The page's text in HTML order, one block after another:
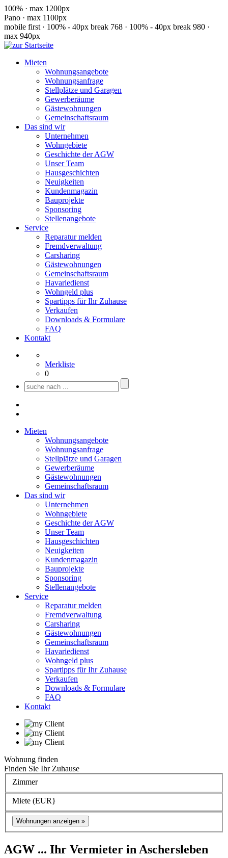
100% · max 1200px
Pano · max 1100px
mobile first · 100% - 40px break 768 · 100% - 40px break 980 ·
max 940px
Mieten
Wohnungsangebote
Wohnungsanfrage
Stellplätze und Garagen
Gewerberäume
Gästewohnungen
Gemeinschaftsraum
Das sind wir
Unternehmen
Wohngebiete
Geschichte der AGW
Unser Team
Hausgeschichten
Neuigkeiten
Kundenmagazin
Bauprojekte
Sponsoring
Stellenangebote
Service
Reparatur melden
Fremdverwaltung
Carsharing
Gästewohnungen
Gemeinschaftsraum
Havariedienst
Wohngeld plus
Spartipps für Ihr Zuhause
Verkaufen
Downloads & Formulare
FAQ
Kontakt
Merkliste
0
Mieten
Wohnungsangebote
Wohnungsanfrage
Stellplätze und Garagen
Gewerberäume
Gästewohnungen
Gemeinschaftsraum
Das sind wir
Unternehmen
Wohngebiete
Geschichte der AGW
Unser Team
Hausgeschichten
Neuigkeiten
Kundenmagazin
Bauprojekte
Sponsoring
Stellenangebote
Service
Reparatur melden
Fremdverwaltung
Carsharing
Gästewohnungen
Gemeinschaftsraum
Havariedienst
Wohngeld plus
Spartipps für Ihr Zuhause
Verkaufen
Downloads & Formulare
FAQ
Kontakt
Wohnung finden
Finden Sie Ihr Zuhause
Zimmer
Miete (EUR}
Wohnungen anzeigen »
AGW ... Ihr Vermieter in Aschersleben